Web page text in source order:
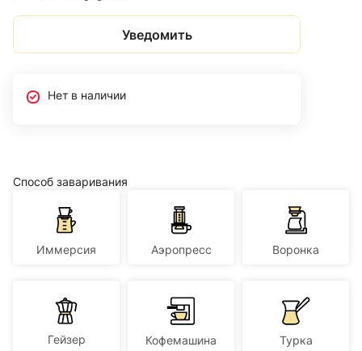
Уведомить
Нет в наличии
Способ заваривания
Иммерсия Аэропресс Воронка
Гейзер Кофемашина Турка